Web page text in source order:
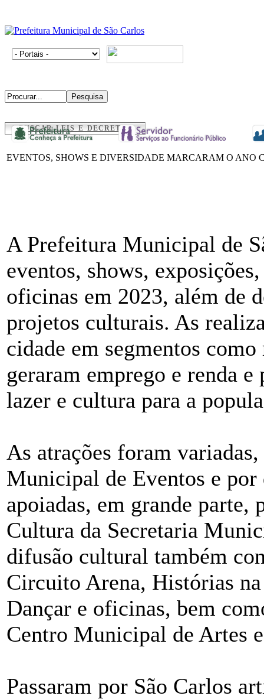
BUSCAR LEIS E DECRETOS
EVENTOS, SHOWS E DIVERSIDADE MARCARAM O ANO
A Prefeitura Municipal de
eventos, shows,
oficinas em 2023, além de
projetos culturais. As
cidade em segmentos
geraram emprego e renda
lazer e cultura para a
As atrações foram
Municipal de Eventos e
apoiadas, em grande parte,
Cultura da Secretaria
difusão cultural também
Circuito Arena, Histórias
Dançar e oficinas, bem
Centro Municipal de Artes
Passaram por São Carlos